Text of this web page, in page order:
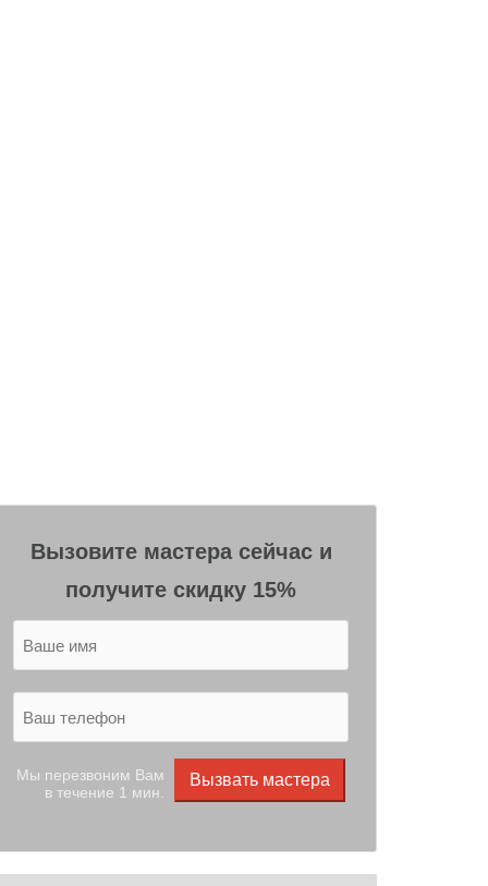
Вызовите мастера сейчас и
получите скидку 15%
Мы перезвоним Вам
в течение 1 мин.
Вызвать мастера